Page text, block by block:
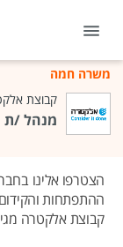
משרה חמה
קבוצת
מנהל /ת
הצטרפו אלינו
ההתפתחות
קבוצת אלקטרה